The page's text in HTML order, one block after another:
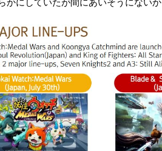
かにしていたが間にあいそうにない